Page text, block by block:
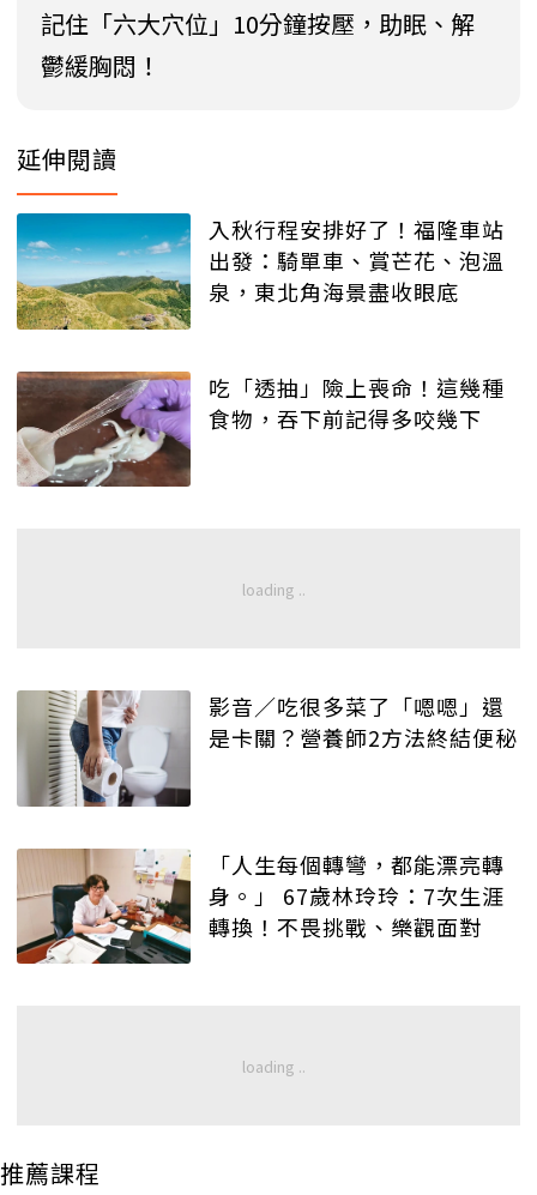
記住「六大穴位」10分鐘按壓，助眠、解
鬱緩胸悶！
延伸閱讀
入秋行程安排好了！福隆車站
出發：騎單車、賞芒花、泡溫
泉，東北角海景盡收眼底
吃「透抽」險上喪命！這幾種
食物，吞下前記得多咬幾下
影音／吃很多菜了「嗯嗯」還
是卡關？營養師2方法終結便秘
「人生每個轉彎，都能漂亮轉
身。」 67歲林玲玲：7次生涯
轉換！不畏挑戰、樂觀面對
推薦課程